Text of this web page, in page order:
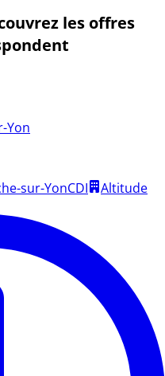
les offres
Yon
sur-YonCDI
Altitude